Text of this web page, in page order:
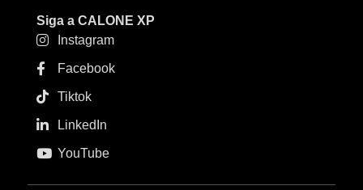
Siga a CALONE XP
Instagram
Facebook
Tiktok
LinkedIn
YouTube